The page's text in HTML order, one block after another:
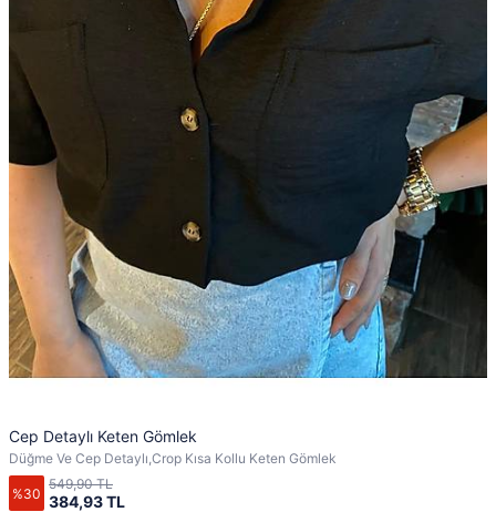
Cep Detaylı Keten Gömlek
Düğme Ve Cep Detaylı,Crop Kısa Kollu Keten Gömlek
%30 384,93 TL
549,90 TL